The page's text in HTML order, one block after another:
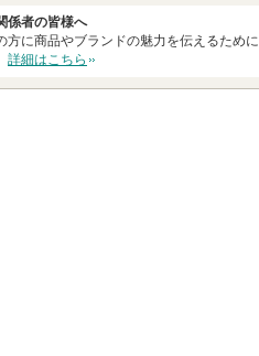
係者の皆様へ
方に商品やブランドの魅力を伝えるため
詳細はこちら